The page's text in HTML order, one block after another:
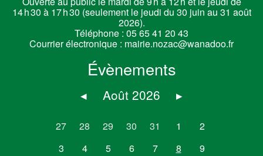
14 h 30 à 17 h 30 (seulement le jeudi du 30 juin au 31 août
2026).
Téléphone : 05 65 41 20 43
Courrier électronique : mairie.nozac@wanadoo.fr
Évènements
◂ Août 2026 ▸
27 28 29 30 31 1
2
3
4 5 6 7 8
9